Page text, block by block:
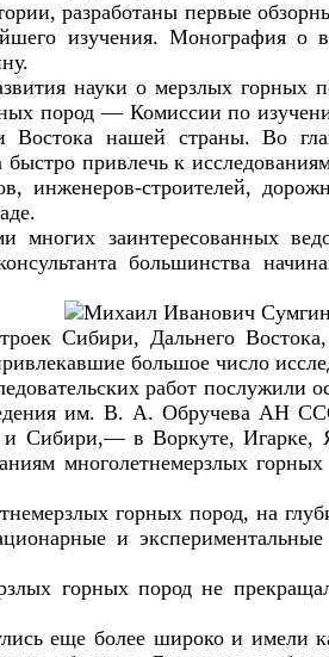
разработаны первые
изучения. Монография
науки о мерзлых горных
пород — Комиссии по
Востока нашей страны. Во
привлечь к
инженеров-строителей,
многих заинтересованных
большинства
Сибири, Дальнего
большое число
работ послужили
им. В. А. Обручева АН
и Сибири,— в Воркуте,
многолетнемерзлых
горных пород, на
и
горных пород не
еще более широко и имели